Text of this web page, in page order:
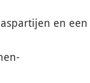
en een